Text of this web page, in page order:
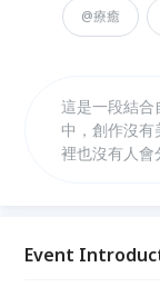
@療癒
這是一段結
中，創作沒
裡也沒有人
柔的自然藝術
Event